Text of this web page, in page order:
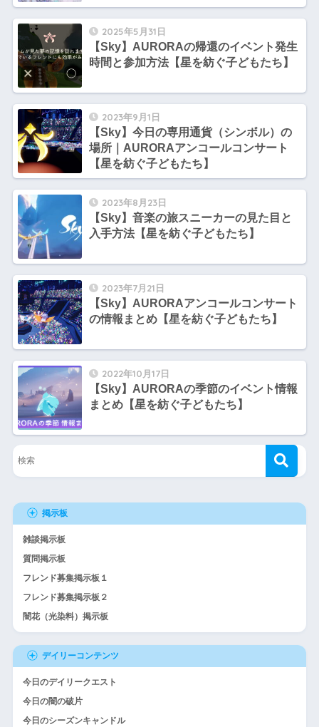
もたち】
2025年5月31日
【Sky】AURORAの帰還のイベント発生
時間と参加方法【星を紡ぐ子どもたち】
2023年9月1日
【Sky】今日の専用通貨（シンボル）の
場所｜AURORAアンコールコンサート
【星を紡ぐ子どもたち】
2023年8月23日
【Sky】音楽の旅スニーカーの見た目と
入手方法【星を紡ぐ子どもたち】
2023年7月21日
【Sky】AURORAアンコールコンサート
の情報まとめ【星を紡ぐ子どもたち】
2022年10月17日
【Sky】AURORAの季節のイベント情報
まとめ【星を紡ぐ子どもたち】
掲示板
雑談掲示板
質問掲示板
フレンド募集掲示板１
フレンド募集掲示板２
闇花（光染料）掲示板
デイリーコンテンツ
今日のデイリークエスト
今日の闇の破片
今日のシーズンキャンドル